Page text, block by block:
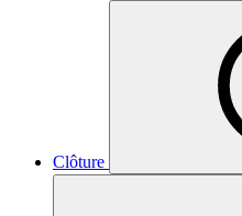
Clôture